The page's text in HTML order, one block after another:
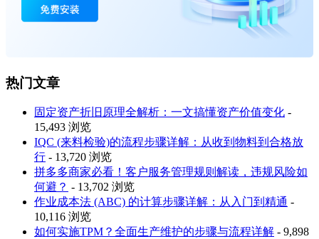
热门文章
固定资产折旧原理全解析：一文搞懂资产价值变化 -
15,493 浏览
IQC (来料检验)的流程步骤详解：从收到物料到合格放
行 - 13,720 浏览
拼多多商家必看！客户服务管理规则解读，违规风险如
何避？ - 13,702 浏览
作业成本法 (ABC) 的计算步骤详解：从入门到精通 -
10,116 浏览
如何实施TPM？全面生产维护的步骤与流程详解 - 9,898